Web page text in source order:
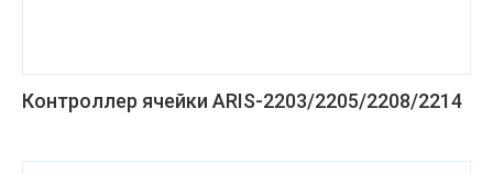
Контроллер ячейки ARIS-2203/2205/2208/2214